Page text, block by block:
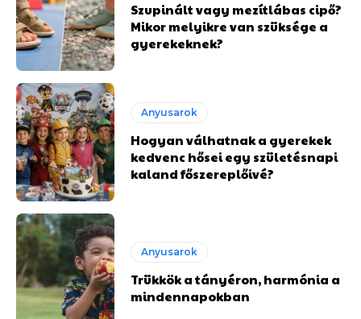
Szupinált vagy mezítlábas cipő?
Mikor melyikre van szüksége a
gyerekeknek?
Anyusarok
Hogyan válhatnak a gyerekek
kedvenc hősei egy születésnapi
kaland főszereplőivé?
Anyusarok
Trükkök a tányéron, harmónia a
mindennapokban